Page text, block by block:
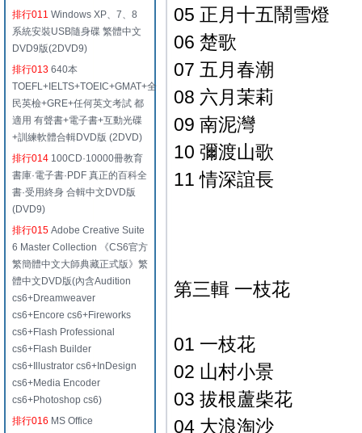
排行011 Windows XP、7、8
系統安裝USB隨身碟 繁體中文
DVD9版(2DVD9)
排行013 640本
TOEFL+IELTS+TOEIC+GMAT+全
民英檢+GRE+任何英文考試 都
適用 有聲書+電子書+互動光碟
+訓練軟體合輯DVD版 (2DVD)
排行014 100CD·10000冊教育
書庫·電子書·PDF 真正的百科全
書·受用終身 合輯中文DVD版
(DVD9)
排行015 Adobe Creative Suite
6 Master Collection 《CS6官方
繁簡體中文大師典藏正式版》繁
體中文DVD版(內含Audition
cs6+Dreamweaver
cs6+Encore cs6+Fireworks
cs6+Flash Professional
cs6+Flash Builder
cs6+Illustrator cs6+InDesign
cs6+Media Encoder
cs6+Photoshop cs6)
排行016 MS Office
05 正月十五鬧雪燈
06 楚歌
07 五月春潮
08 六月茉莉
09 南泥灣
10 彌渡山歌
11 情深誼長
第三輯 一枝花
01 一枝花
02 山村小景
03 拔根蘆柴花
04 大浪淘沙